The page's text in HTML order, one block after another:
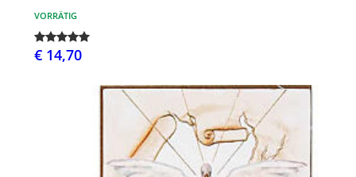
VORRÄTIG
€ 14,70